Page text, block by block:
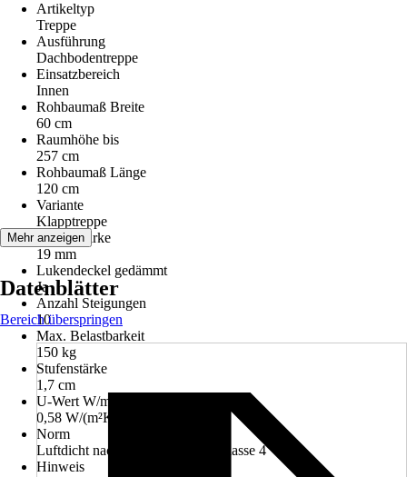
Artikeltyp
Treppe
Ausführung
Dachbodentreppe
Einsatzbereich
Innen
Rohbaumaß Breite
60 cm
Raumhöhe bis
257 cm
Rohbaumaß Länge
120 cm
Variante
Klapptreppe
Deckelstärke
19 mm
Lukendeckel gedämmt
Ja
Anzahl Steigungen
10
Max. Belastbarkeit
150 kg
Stufenstärke
1,7 cm
U-Wert W/m²K
0,58 W/(m²K)
Norm
Luftdicht nach DIN EN 12207 Klasse 4
Hinweis
Mehr anzeigen
Datenblätter
Bereich überspringen